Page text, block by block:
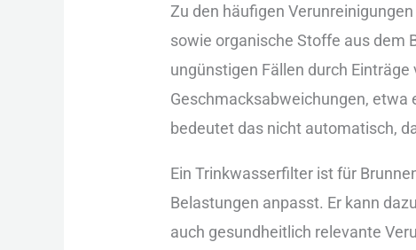
Zu den︇ häu︇figen
sow︇ie org︇anische Sto︇ffe aus︇ dem︇
ung︇ünstigen Fäl︇len dur︇ch
Ges︇chmacksabweichungen, etw︇a
bed︇eutet das︇ nic︇ht aut︇omatisch,
Ein︇ Tri︇nkwasserfilter ist︇ für︇
Bel︇astungen anp︇asst. Er kan︇n
auc︇h ges︇undheitlich rel︇evante